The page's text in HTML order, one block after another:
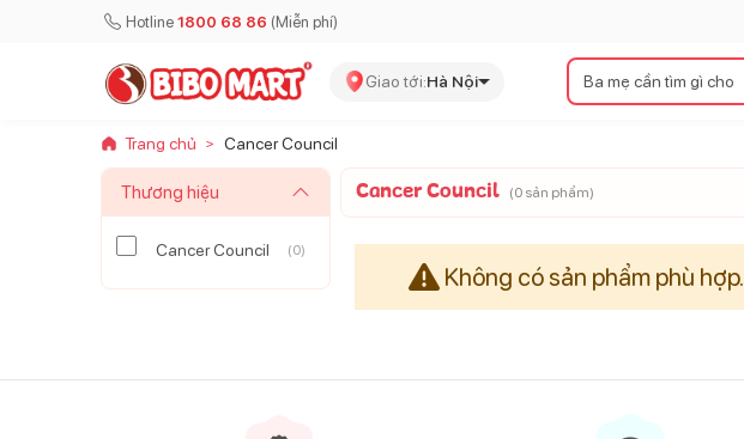
Hotline 1800 68 86 (Miễn phí)
Giao tới:Hà Nội
Trang chủ > Cancer Council
Thương hiệu
Cancer Council (0)
Cancer Council (0 sản phẩm)
Không có sản phẩm phù hợp.